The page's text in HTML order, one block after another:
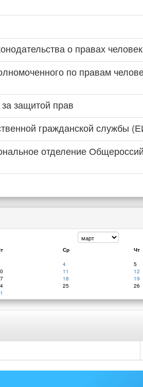
о правах
по правам
защитой прав
гражданской службы
отделение
Ср
Чт
4
5
11
12
18
19
25
26